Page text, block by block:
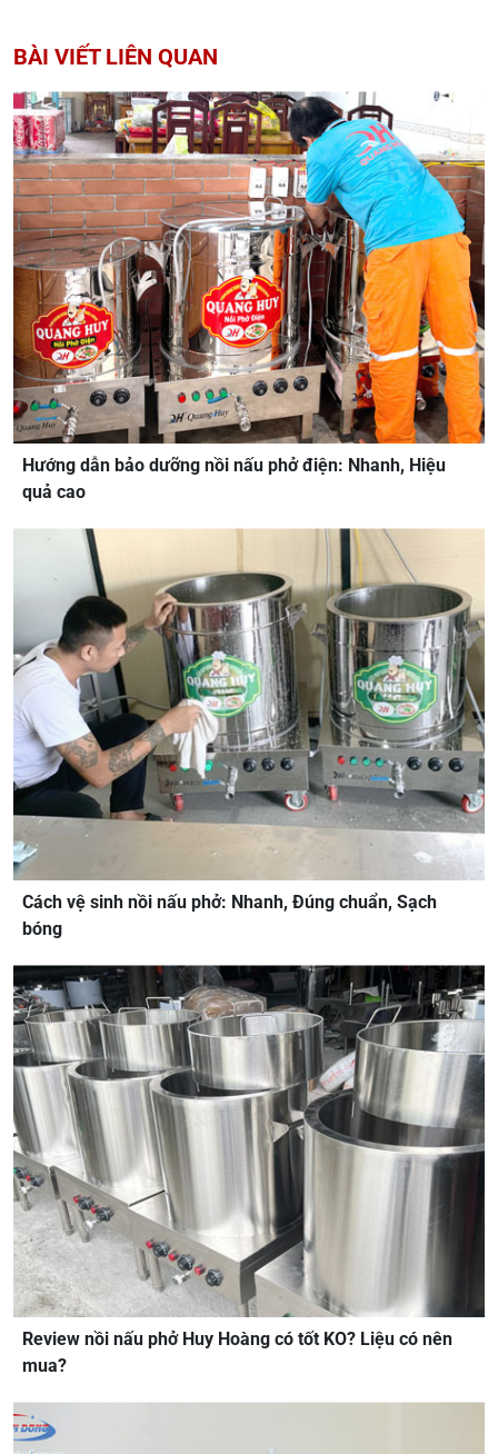
BÀI VIẾT LIÊN QUAN
Hướng dẫn bảo dưỡng nồi nấu phở điện: Nhanh, Hiệu
quả cao
Cách vệ sinh nồi nấu phở: Nhanh, Đúng chuẩn, Sạch
bóng
Review nồi nấu phở Huy Hoàng có tốt KO? Liệu có nên
mua?